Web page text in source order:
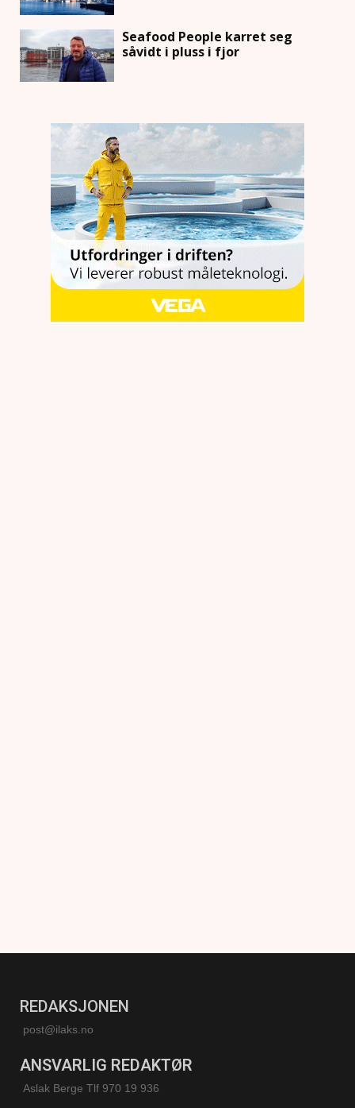
Seafood People karret seg
såvidt i pluss i fjor
REDAKSJONEN
post@ilaks.no
ANSVARLIG REDAKTØR
Aslak Berge Tlf 970 19 936